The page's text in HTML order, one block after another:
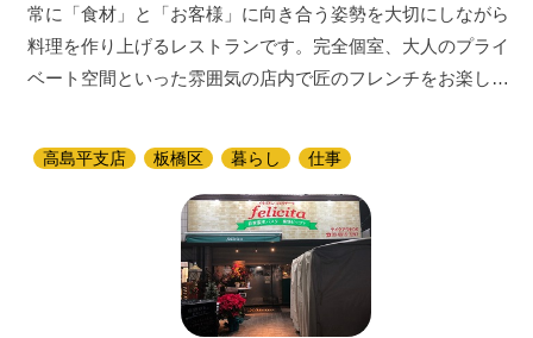
常に「食材」と「お客様」に向き合う姿勢を大切にしながら
料理を作り上げるレストランです。完全個室、大人のプライ
ベート空間といった雰囲気の店内で匠のフレンチをお楽し…
高島平支店 板橋区 暮らし 仕事